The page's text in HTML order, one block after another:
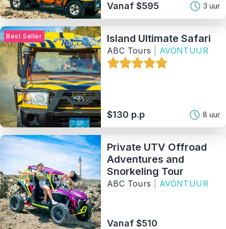
Vanaf $595 3 uur
Best Seller Island Ultimate Safari
ABC Tours AVONTUUR
$130 p.p 8 uur
Private UTV Offroad
Adventures and
Snorkeling Tour
ABC Tours AVONTUUR
Vanaf $510